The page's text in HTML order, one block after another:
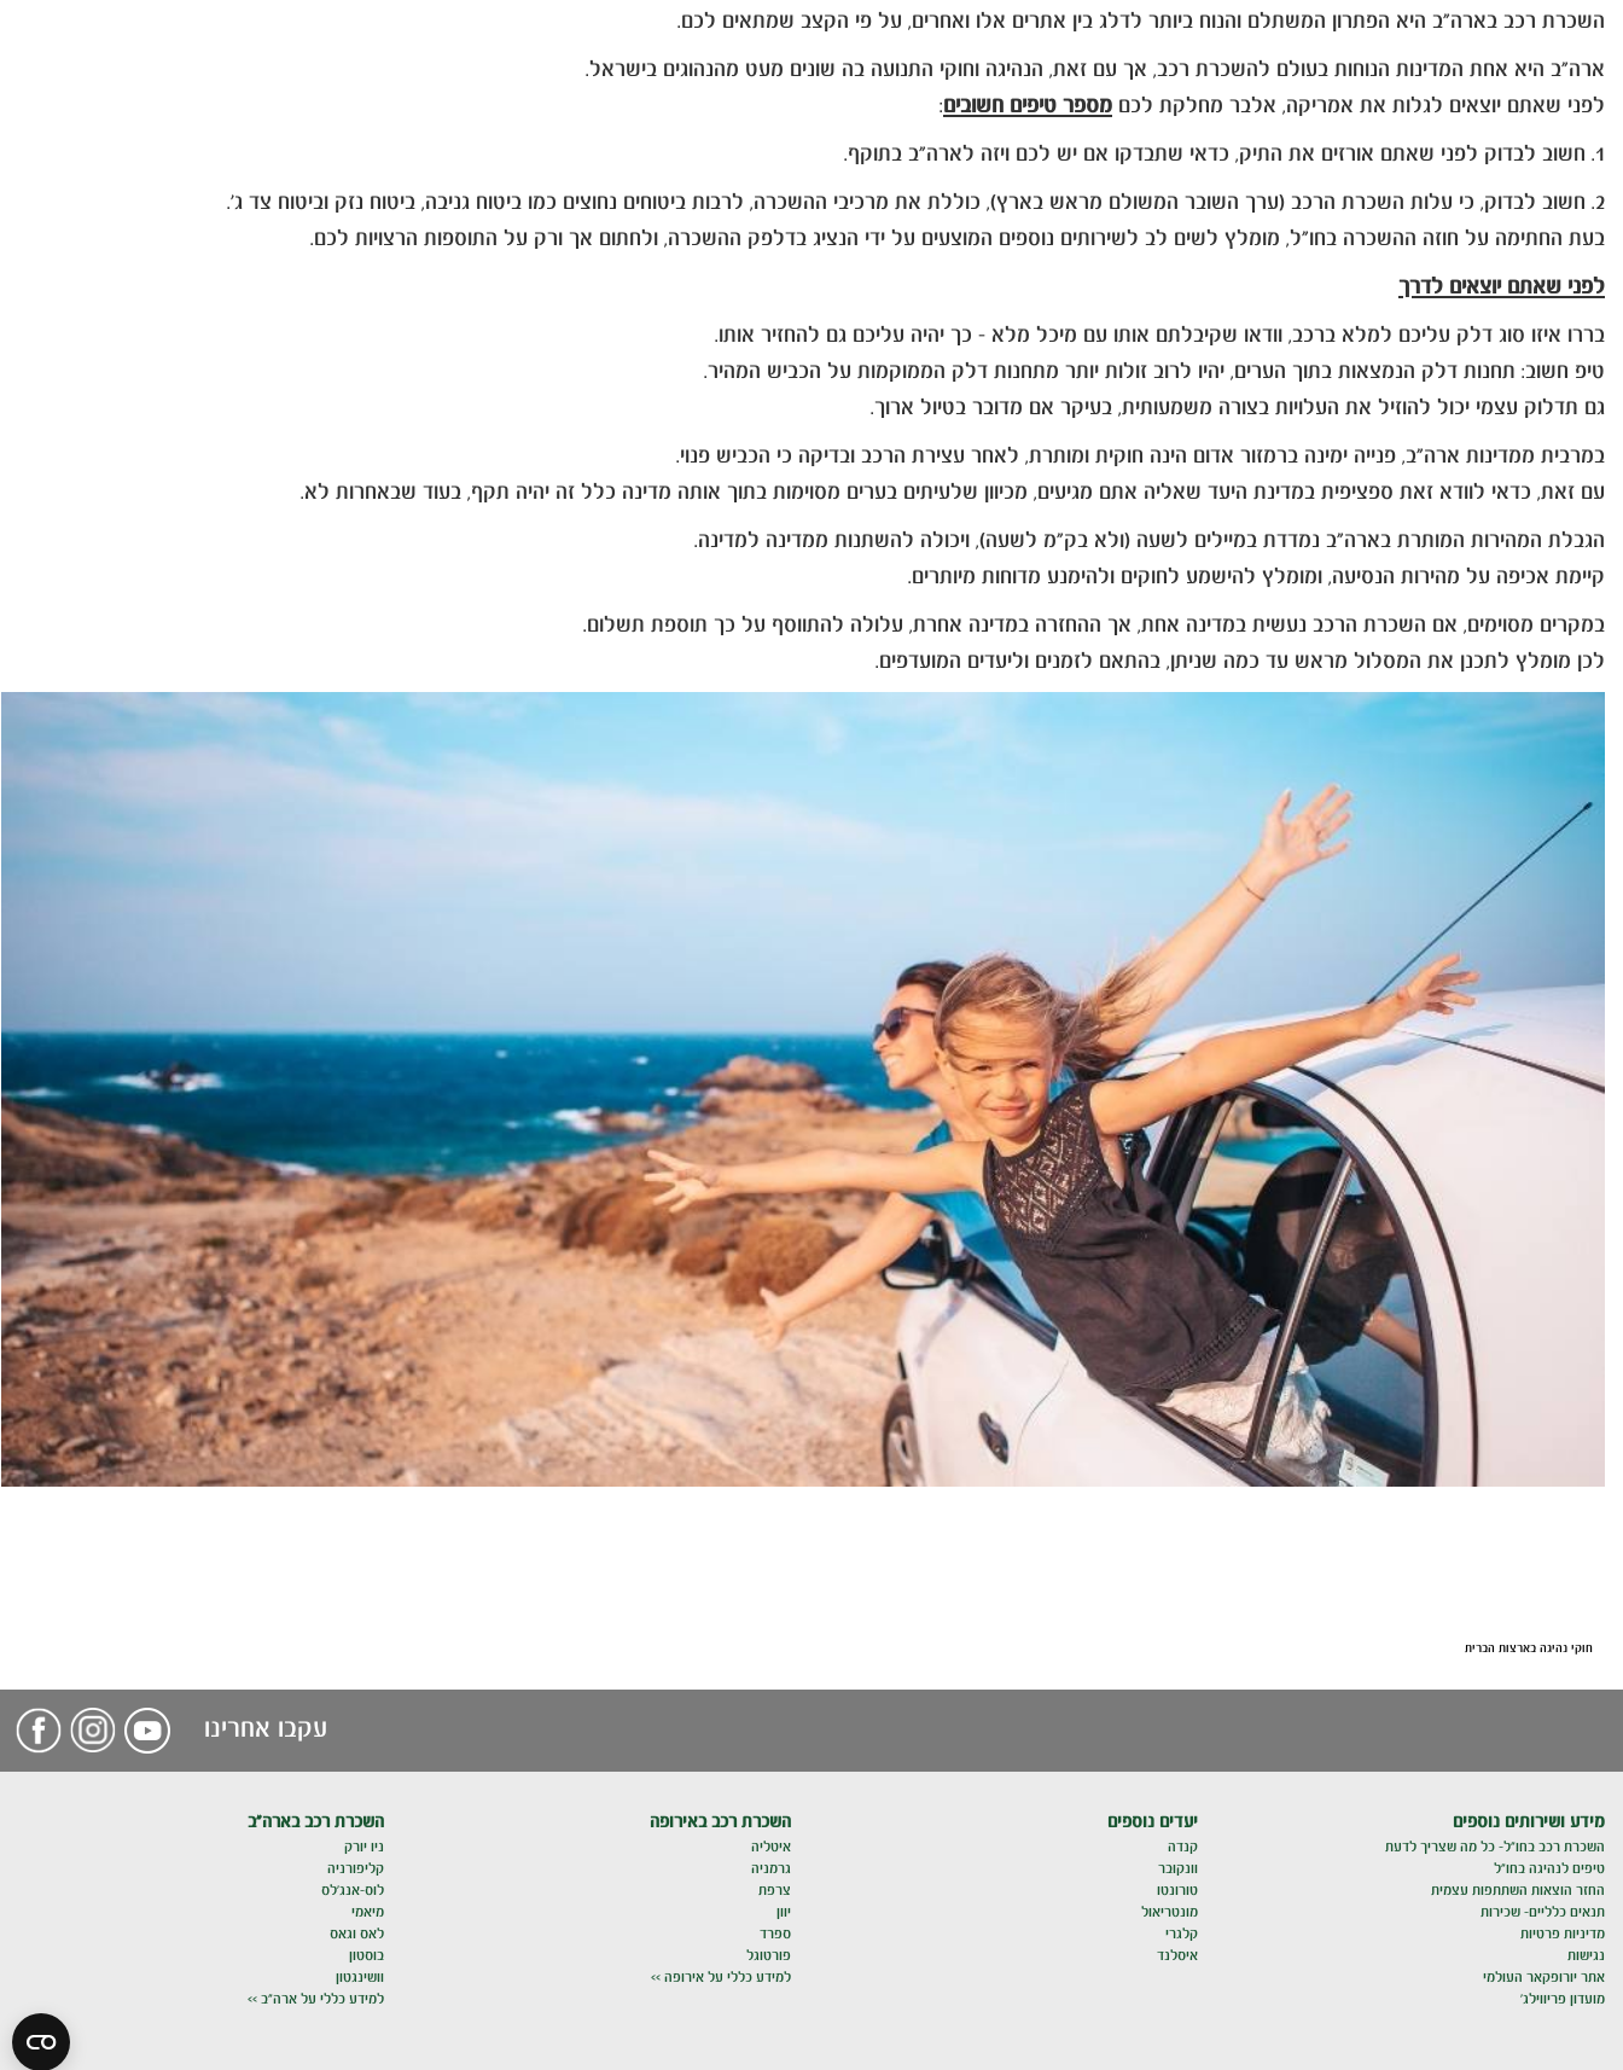
השכרת רכב בארה"ב היא הפתרון המשתלם והנוח ביותר לדלג בין אתרים אלו ואחרים, על פי הקצב שמתאים לכם.
ארה"ב היא אחת המדינות הנוחות בעולם להשכרת רכב, אך עם זאת, הנהיגה וחוקי התנועה בה שונים מעט מהנהוגים בישראל.
לפני שאתם יוצאים לגלות את אמריקה, אלבר מחלקת לכם מספר טיפים חשובים:
1. חשוב לבדוק לפני שאתם אורזים את התיק, כדאי שתבדקו אם יש לכם ויזה לארה"ב בתוקף.
2. חשוב לבדוק, כי עלות השכרת הרכב (ערך השובר המשולם מראש בארץ), כוללת את מרכיבי ההשכרה, לרבות ביטוחים נחוצים כמו ביטוח גניבה, ביטוח נזק וביטוח צד ג'.
בעת החתימה על חוזה ההשכרה בחו"ל, מומלץ לשים לב לשירותים נוספים המוצעים על ידי הנציג בדלפק ההשכרה, ולחתום אך ורק על התוספות הרצויות לכם.
לפני שאתם יוצאים לדרך
בררו איזו סוג דלק עליכם למלא ברכב, וודאו שקיבלתם אותו עם מיכל מלא - כך יהיה עליכם גם להחזיר אותו.
טיפ חשוב: תחנות דלק הנמצאות בתוך הערים, יהיו לרוב זולות יותר מתחנות דלק הממוקמות על הכביש המהיר.
גם תדלוק עצמי יכול להוזיל את העלויות בצורה משמעותית, בעיקר אם מדובר בטיול ארוך.
במרבית ממדינות ארה"ב, פנייה ימינה ברמזור אדום הינה חוקית ומותרת, לאחר עצירת הרכב ובדיקה כי הכביש פנוי.
עם זאת, כדאי לוודא זאת ספציפית במדינת היעד שאליה אתם מגיעים, מכיוון שלעיתים בערים מסוימות בתוך אותה מדינה כלל זה יהיה תקף, בעוד שבאחרות לא.
הגבלת המהירות המותרת בארה"ב נמדדת במיילים לשעה (ולא בק"מ לשעה), ויכולה להשתנות ממדינה למדינה.
קיימת אכיפה על מהירות הנסיעה, ומומלץ להישמע לחוקים ולהימנע מדוחות מיותרים.
במקרים מסוימים, אם השכרת הרכב נעשית במדינה אחת, אך ההחזרה במדינה אחרת, עלולה להתווסף על כך תוספת תשלום.
לכן מומלץ לתכנן את המסלול מראש עד כמה שניתן, בהתאם לזמנים וליעדים המועדפים.
חוקי נהיגה בארצות הברית
עקבו אחרינו
מידע ושירותים נוספים
השכרת רכב בחו"ל- כל מה שצריך לדעת
טיפים לנהיגה בחו"ל
החזר הוצאות השתתפות עצמית
תנאים כלליים- שכירות
מדיניות פרטיות
נגישות
אתר יורופקאר העולמי
מועדון פריווילג'
יעדים נוספים
קנדה
וונקובר
טורונטו
מונטריאול
קלגרי
איסלנד
השכרת רכב באירופה
איטליה
גרמניה
צרפת
יוון
ספרד
פורטוגל
למידע כללי על אירופה >>
השכרת רכב בארה"ב
ניו יורק
קליפורניה
לוס-אנג'לס
מיאמי
לאס וגאס
בוסטון
וושינגטון
למידע כללי על ארה"ב >>